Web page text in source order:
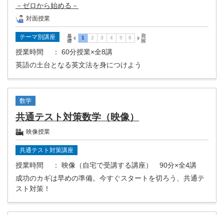
－ゼロから始める－
対面授業
テーマ別講座
授業時間
： 60分授業×全8講
英語の土台となる英文法を身につけよう
数学
共通テスト対策数学（映像）
映像授業
共通テスト対策講座
授業時間
： 映像（自宅で受講する講座） 90分×全4講
成功のカギは早めの準備。今すぐスタートを切ろう、共通テ
スト対策！